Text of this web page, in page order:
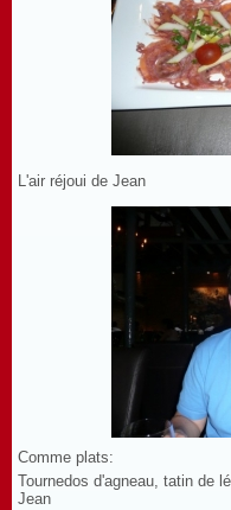
L'air réjoui de Jean
Comme plats:
Tournedos d'agneau, tatin de
Jean